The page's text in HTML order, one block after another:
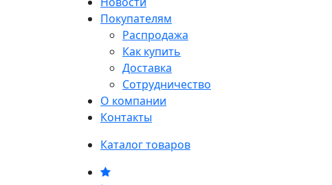
Покупателям
Распродажа
Как купить
Доставка
Сотрудничество
О компании
Контакты
Каталог товаров